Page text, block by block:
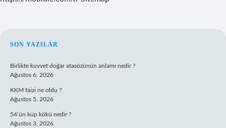
SIDEBAR
SON YAZILAR
Birlikte kuvvet doğar atasözünün anlamı nedir ?
Ağustos 6, 2026
KKM faizi ne oldu ?
Ağustos 5, 2026
54’ün küp kökü nedir ?
Ağustos 3, 2026